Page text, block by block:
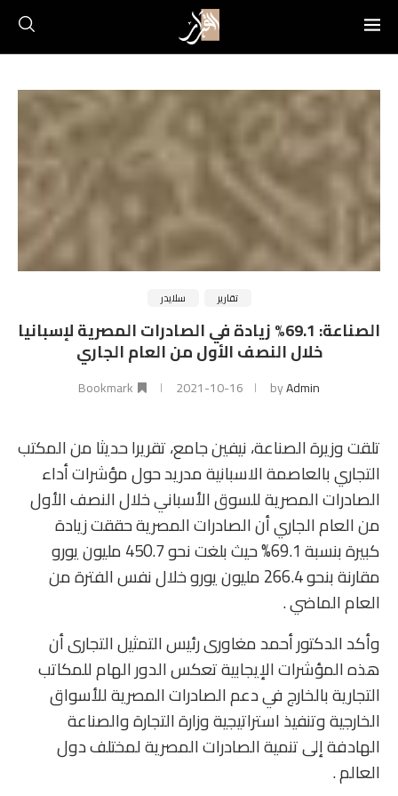
تقارير سلايدر
الصناعة: 69.1% زيادة في الصادرات المصرية لإسبانيا
خلال النصف الأول من العام الجاري
byAdmin
2021-10-16
Bookmark
تلقت وزيرة الصناعة، نيفين جامع، تقريرا حديثا من المكتب
التجاري بالعاصمة الاسبانية مدريد حول مؤشرات أداء
الصادرات المصرية للسوق الأسباني خلال النصف الأول
من العام الجاري أن الصادرات المصرية حققت زيادة
كبيرة بنسبة 69.1% حيث بلغت نحو 450.7 مليون يورو
مقارنة بنحو 266.4 مليون يورو خلال نفس الفترة من
العام الماضي .
وأكد الدكتور أحمد مغاورى رئيس التمثيل التجارى أن
هذه المؤشرات الإيجابية تعكس الدور الهام للمكاتب
التجارية بالخارج في دعم الصادرات المصرية للأسواق
الخارجية وتنفيذ استراتيجية وزارة التجارة والصناعة
الهادفة إلى تنمية الصادرات المصرية لمختلف دول
العالم .